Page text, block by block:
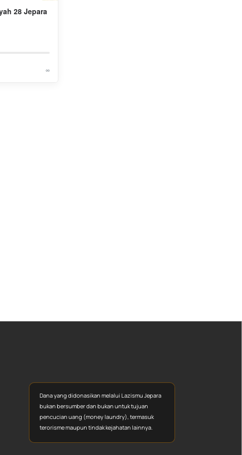
28 Jepara
∞
Dana yang didonasikan melalui Lazismu Jepara
bukan bersumber dan bukan untuk tujuan
pencucian uang (money laundry), termasuk
terorisme maupun tindak kejahatan lainnya.